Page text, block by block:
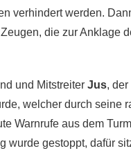
verhindert werden.
die zur Anklage
und Mitstreiter Jus,
welcher durch seine
Warnrufe aus dem
wurde gestoppt, dafür